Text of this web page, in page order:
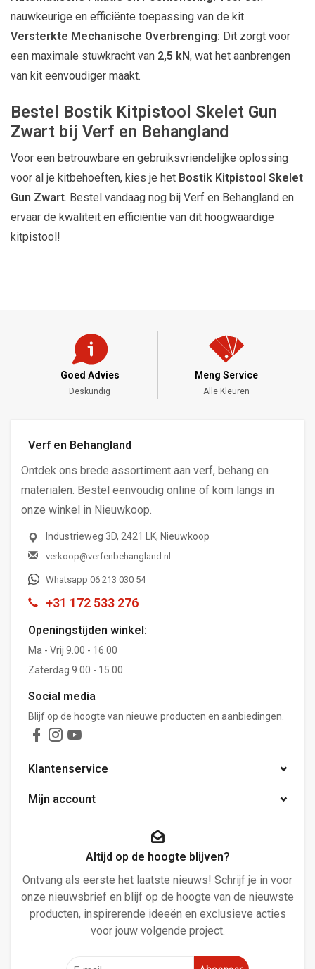
nauwkeurige en efficiënte toepassing van de kit.
Versterkte Mechanische Overbrenging: Dit zorgt voor
een maximale stuwkracht van 2,5 kN, wat het aanbrengen
van kit eenvoudiger maakt.
Bestel Bostik Kitpistool Skelet Gun
Zwart bij Verf en Behangland
Voor een betrouwbare en gebruiksvriendelijke oplossing
voor al je kitbehoeften, kies je het Bostik Kitpistool Skelet
Gun Zwart. Bestel vandaag nog bij Verf en Behangland en
ervaar de kwaliteit en efficiëntie van dit hoogwaardige
kitpistool!
Goed Advies
Deskundig
Meng Service
Alle Kleuren
Verf en Behangland
Ontdek ons brede assortiment aan verf, behang en
materialen. Bestel eenvoudig online of kom langs in
onze winkel in Nieuwkoop.
Industrieweg 3D, 2421 LK, Nieuwkoop
verkoop@verfenbehangland.nl
Whatsapp 06 213 030 54
+31 172 533 276
Openingstijden winkel:
Ma - Vrij 9.00 - 16.00
Zaterdag 9.00 - 15.00
Social media
Blijf op de hoogte van nieuwe producten en aanbiedingen.
Klantenservice
Mijn account
Altijd op de hoogte blijven?
Ontvang als eerste het laatste nieuws! Schrijf je in voor
onze nieuwsbrief en blijf op de hoogte van de nieuwste
producten, inspirerende ideeën en exclusieve acties
voor jouw volgende project.